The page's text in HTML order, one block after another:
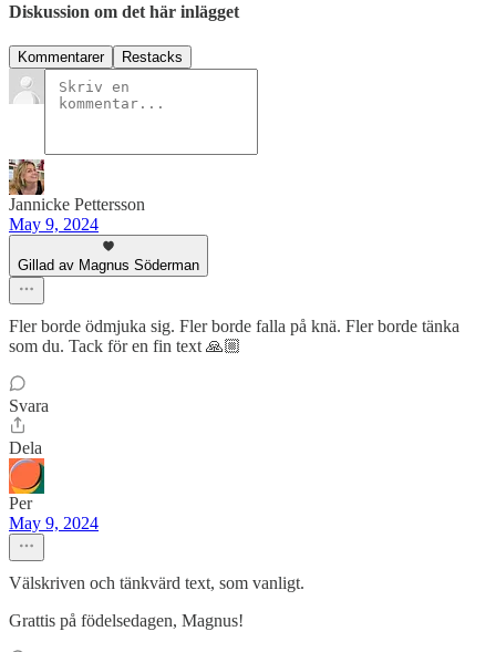
Diskussion om det här inlägget
Kommentarer Restacks
Jannicke Pettersson
May 9, 2024
Gillad av Magnus Söderman
Fler borde ödmjuka sig. Fler borde falla på knä. Fler borde tänka
som du. Tack för en fin text 🙏🏼
Svara
Dela
Per
May 9, 2024
Välskriven och tänkvärd text, som vanligt.
Grattis på födelsedagen, Magnus!